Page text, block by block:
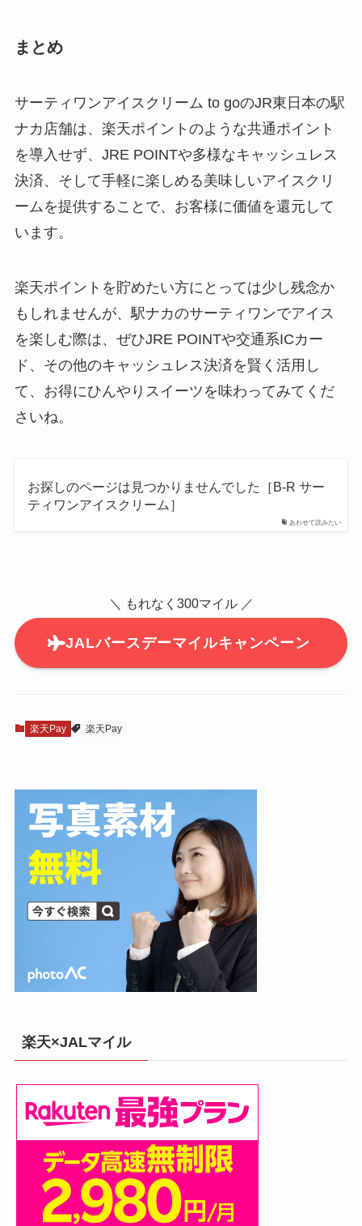
まとめ
サーティワンアイスクリーム to goのJR東日本の駅
ナカ店舗は、楽天ポイントのような共通ポイント
を導入せず、JRE POINTや多様なキャッシュレス
決済、そして手軽に楽しめる美味しいアイスクリ
ームを提供することで、お客様に価値を還元して
います。
楽天ポイントを貯めたい方にとっては少し残念か
もしれませんが、駅ナカのサーティワンでアイス
を楽しむ際は、ぜひJRE POINTや交通系ICカー
ド、その他のキャッシュレス決済を賢く活用し
て、お得にひんやりスイーツを味わってみてくだ
さいね。
あわせて読みたい
お探しのページは見つかりませんでした［B-R サー
ティワンアイスクリーム］
＼ もれなく300マイル ／
JALバースデーマイルキャンペーン
楽天Pay 楽天Pay
楽天×JALマイル